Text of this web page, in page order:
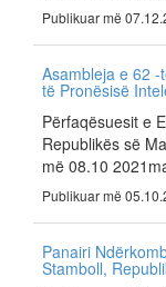
Publikuar më
Asambleja e 62
të Pronësisë
Përfaqësuesit e
Republikës së
më 08.10
Publikuar më
Panairi Ndërkombëtar i
Stamboll,